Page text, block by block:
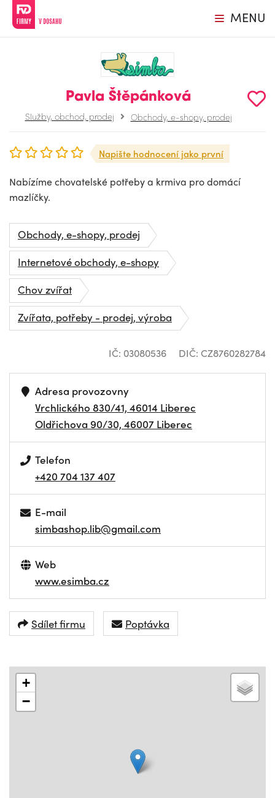
MENU
Pavla Štěpánková
Služby, obchod, prodej Obchody, e-shopy, prodej
Napište hodnocení jako první
Nabízíme chovatelské potřeby a krmiva pro domácí
mazlíčky.
Obchody, e-shopy, prodej
Internetové obchody, e-shopy
Chov zvířat
Zvířata, potřeby - prodej, výroba
IČ: 03080536 DIČ: CZ8760282784
Adresa provozovny
Vrchlického 830/41, 46014 Liberec
Oldřichova 90/30, 46007 Liberec
Telefon
+420 704 137 407
E-mail
simbashop.lib@gmail.com
Web
www.esimba.cz
Sdílet firmu Poptávka
+
−